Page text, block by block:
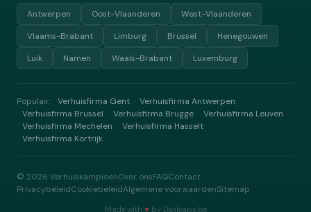
Antwerpen Oost-Vlaanderen
West-Vlaanderen
Vlaams-Brabant
Limburg Brussel
Henegouwen
Luik
Namen Waals-Brabant Luxemburg
Populair: Verhuisfirma Gent Verhuisfirma Antwerpen
Verhuisfirma Brussel Verhuisfirma Brugge Verhuisfirma Leuven
Verhuisfirma Mechelen Verhuisfirma Hasselt
Verhuisfirma Kortrijk
© 2026 VerhuiskampioenOver onsFAQContact
PrivacybeleidCookiebeleidAlgemene voorwaardenSitemap
Made with ♥ by Digileaps.be